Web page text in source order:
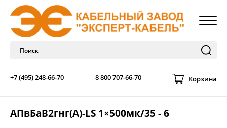
+7 (495) 248-66-70 8 800 707-66-70 Корзина
АПвБаВ2гнг(А)-LS 1×500мк/35 - 6